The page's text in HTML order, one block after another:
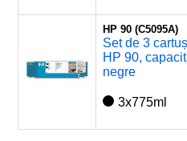
HP 90 (C5095A)
Set de 3
HP 90,
negre
3x775ml